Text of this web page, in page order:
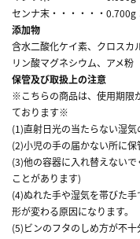
センナ末・・・・・・
添加物
含水二酸化ケイ素、クロスカ
リン酸マグネシウム、アメ粉
保管及び取扱上の注意
※こちらの商品は、使用期限
ております※
(1)直射日光の当たらない湿気
(2)小児の手の届かない所に保
(3)他の容器に入れ替えない
ことがあります)
(4)ぬれた手や湿気を帯びた
形が変わる原因になります。
(5)ビンのフタのしめ方が不